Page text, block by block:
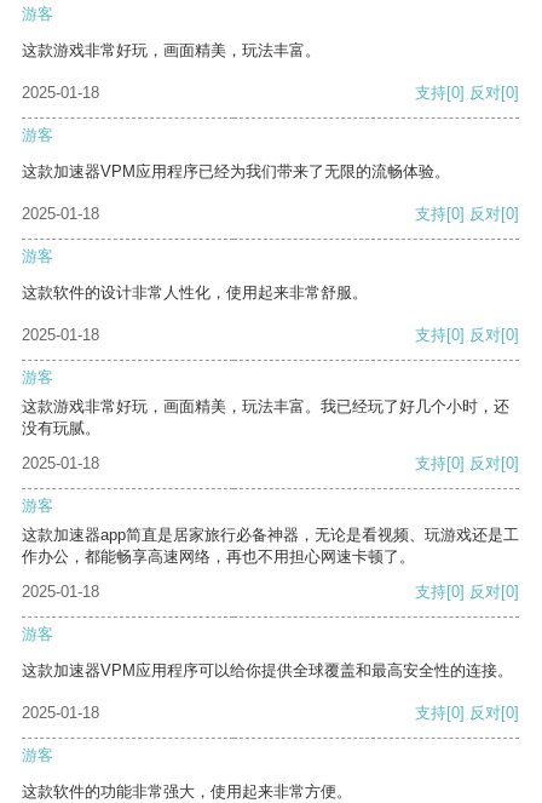
游客
这款游戏非常好玩，画面精美，玩法丰富。
2025-01-18 支持[0] 反对[0]
游客
这款加速器VPM应用程序已经为我们带来了无限的流畅体验。
2025-01-18 支持[0] 反对[0]
游客
这款软件的设计非常人性化，使用起来非常舒服。
2025-01-18 支持[0] 反对[0]
游客
这款游戏非常好玩，画面精美，玩法丰富。我已经玩了好几个小时，还
没有玩腻。
2025-01-18
支持[0] 反对[0]
游客
这款加速器app简直是居家旅行必备神器，无论是看视频、玩游戏还是工
作办公，都能畅享高速网络，再也不用担心网速卡顿了。
2025-01-18
支持[0] 反对[0]
游客
这款加速器VPM应用程序可以给你提供全球覆盖和最高安全性的连接。
2025-01-18 支持[0] 反对[0]
游客
这款软件的功能非常强大，使用起来非常方便。